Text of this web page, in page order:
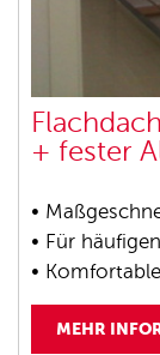
+ fester
•
• Für
•
MEHR